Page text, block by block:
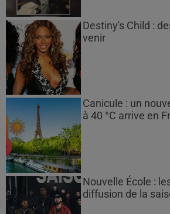
Destiny's Child :
venir
Canicule : un
à 40 °C arrive en
Nouvelle École :
diffusion de la